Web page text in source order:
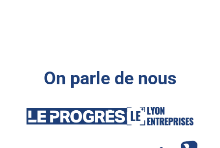
On parle de nous